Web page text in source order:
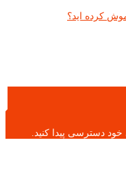
کرده اید؟
دسترسی پیدا کنید.